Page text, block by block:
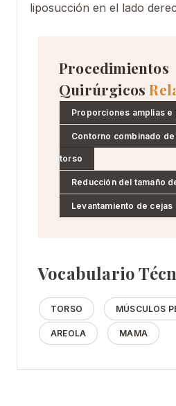
liposucción en el lado
Procedimientos
Quirúrgicos
Proporciones amplias e
Contorno combinado de
torso
Reducción del tamaño
Levantamiento de cejas
Vocabulario
TORSO MÚSCULOS
AREOLA MAMA